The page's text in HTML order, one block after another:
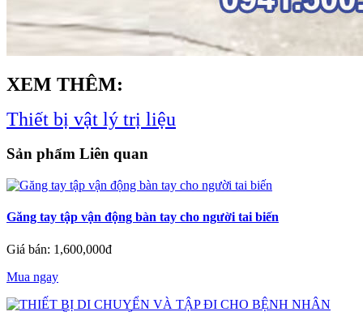
XEM THÊM:
Thiết bị vật lý trị liệu
Sản phẩm Liên quan
Găng tay tập vận động bàn tay cho người tai biến
Giá bán: 1,600,000đ
Mua ngay